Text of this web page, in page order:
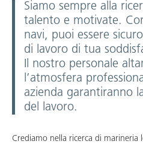
Siamo sempre alla
talento e motivate.
navi, puoi essere
di lavoro di tua
Il nostro personale
l’atmosfera
azienda garantiranno
del lavoro.
Crediamo nella ricerca di marineria